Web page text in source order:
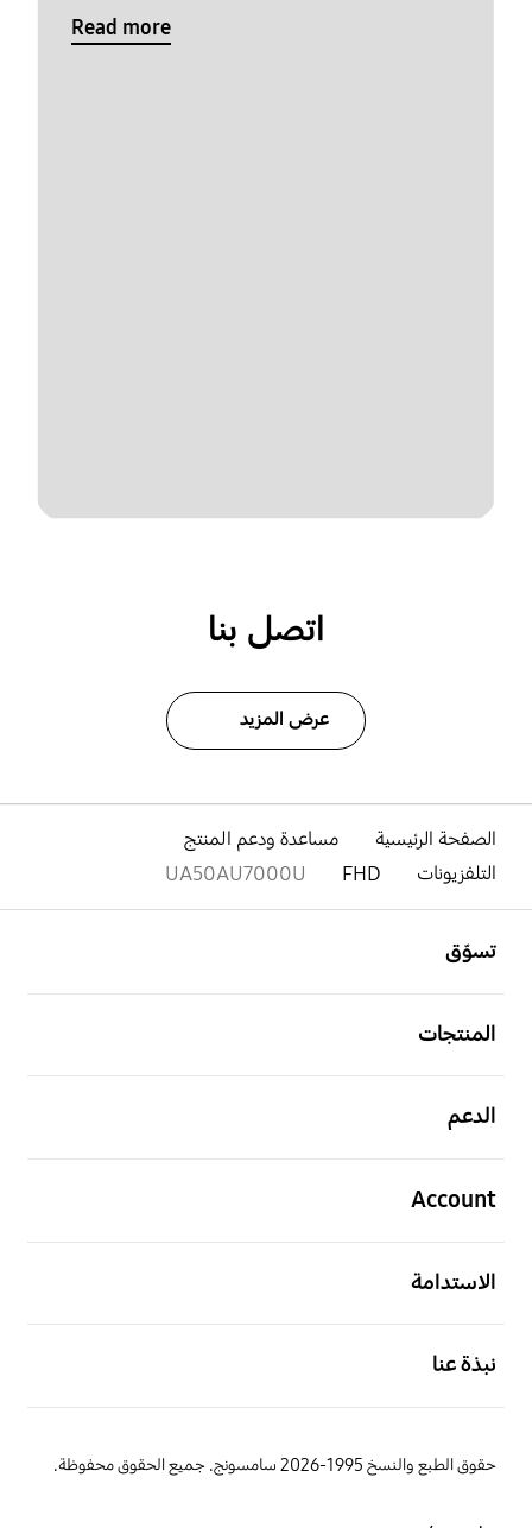
Read more
اتصل بنا
عرض المزيد
الصفحة الرئيسية
مساعدة ودعم المنتج
التلفزيونات
FHD
UA50AU7000U
تسوّق
المنتجات
الدعم
Account
الاستدامة
نبذة عنا
حقوق الطبع والنسخ 1995-2026 سامسونج. جميع الحقوق محفوظة.